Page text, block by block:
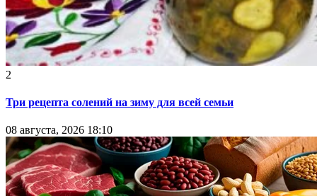
2
Три рецепта солений на зиму для всей семьи
08 августа, 2026 18:10